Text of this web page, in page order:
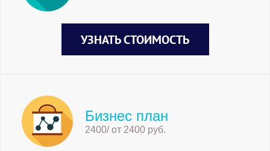
УЗНАТЬ СТОИМОСТЬ
Бизнес план
2400/ от 2400 руб.